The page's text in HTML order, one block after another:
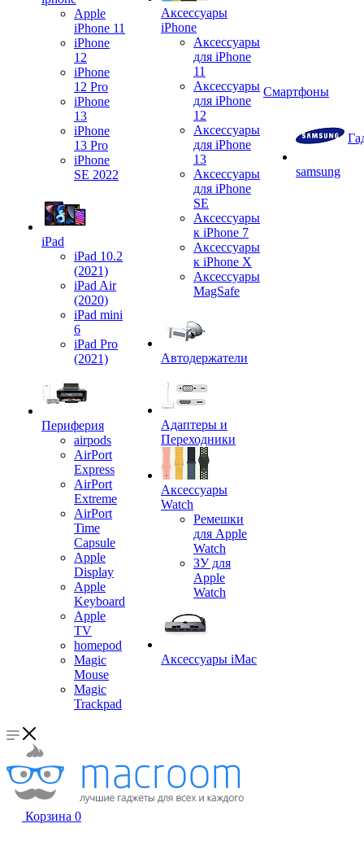
Apple
iPhone 11
iPhone
12
iPhone
12 Pro
iPhone
13
iPhone
13 Pro
iPhone
SE 2022
iPad
iPad 10.2
(2021)
iPad Air
(2020)
iPad mini
6
iPad Pro
(2021)
Периферия
airpods
AirPort
Express
AirPort
Extreme
AirPort
Time
Capsule
Apple
Display
Apple
Keyboard
Apple
TV
homepod
Magic
Mouse
Magic
Trackpad
Аксессуары
iPhone
Аксессуары
для iPhone
11
Аксессуары
для iPhone
12
Аксессуары
для iPhone
13
Аксессуары
для iPhone
SE
Аксессуары
к iPhone 7
Аксессуары
к iPhone X
Аксессуары
MagSafe
Автодержатели
Адаптеры и
Переходники
Аксессуары
Watch
Ремешки
для Apple
Watch
ЗУ для
Apple
Watch
Аксессуары iMac
Смартфоны
samsung
Корзина 0